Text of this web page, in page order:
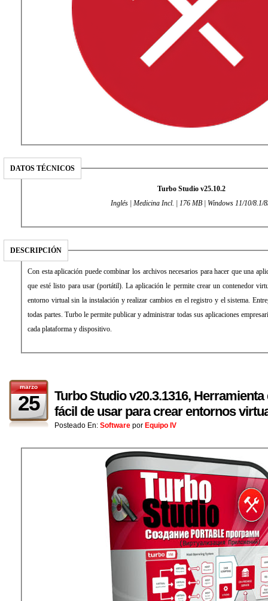
DATOS TÉCNICOS
Turbo Studio v25.10.2
Inglés | Medicina Incl. | 176 MB | Windows 11/10/8.1/
DESCRIPCIÓN
Con esta aplicación puede combinar los archivos necesarios para hacer que una
que esté listo para usar (portátil). La aplicación le permite crear un contenedor
entorno virtual sin la instalación y realizar cambios en el registro y el sistema.
todas partes. Turbo le permite publicar y administrar todas sus aplicaciones
cada plataforma y dispositivo.
marzo
25
Turbo Studio v20.3.1316,
fácil de usar para crear entornos
Posteado En: Software por Equipo IV